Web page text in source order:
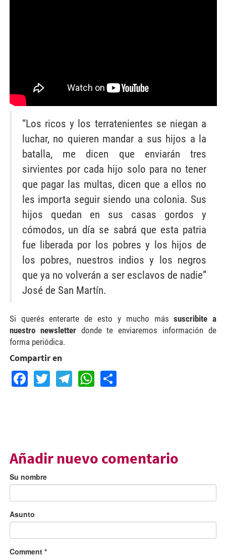
“Los ricos y los terratenientes se niegan a
luchar, no quieren mandar a sus hijos a la
batalla, me dicen que enviarán tres
sirvientes por cada hijo solo para no tener
que pagar las multas, dicen que a ellos no
les importa seguir siendo una colonia. Sus
hijos quedan en sus casas gordos y
cómodos, un día se sabrá que esta patria
fue liberada por los pobres y los hijos de
los pobres, nuestros indios y los negros
que ya no volverán a ser esclavos de nadie”
José de San Martín.
Si querés enterarte de esto y mucho mássuscribite a
nuestro newsletterdonde te enviaremos información de
forma periódica.
Compartir en
Facebook
TwitterTelegram
WhatsApp
Share
Añadir nuevo comentario
Su nombre
Asunto
Comment *